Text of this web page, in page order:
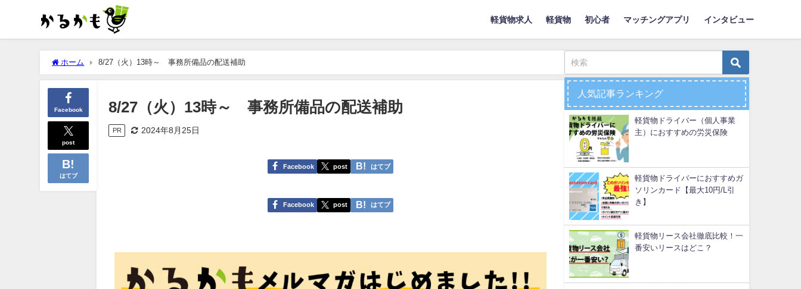
軽貨物求人 軽貨物 初心者 マッチングアプリ インタビュー
ホーム 8/27（火）13時～ 事務所備品の配送補助
Facebook
post
はてブ
8/27（火）13時～ 事務所備品の配送補助
PR 2024年8月25日
Facebook post はてブ
Facebook post はてブ
人気記事ランキング
軽貨物ドライバー（個人事業
主）におすすめの労災保険
軽貨物ドライバーにおすすめガ
ソリンカード【最大10円/L引
き】
軽貨物リース会社徹底比較！一
番安いリースはどこ？